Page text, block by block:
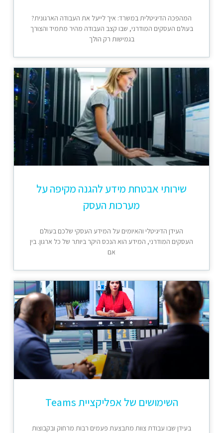
המהפכה הדיגיטלית במשרד: איך לייעל את העבודה הארגונית?
בעולם העסקים המודרני, שבו קצב העבודה מהיר מתמיד והצורך
בגמישות רק הולך
שירותי אבטחת מידע להגנה מקיפה על
מערכות העסק
העידן הדיגיטלי והאיומים על המידע העסקי שלכם בעולם
העסקים המודרני, המידע הוא הנכס היקר ביותר של כל ארגון. בין
אם
השימושים של אפליקציית Teams
בעידן שבו עבודת צוות מתבצעת פעמים רבות מרחוק ובקבוצות